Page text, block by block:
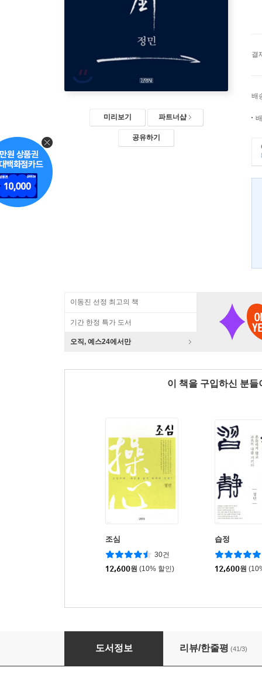
미리보기 파트너샵
공유하기
결
배
이동진 선정 최고의 책
기간 한정 특가 도서
오직, 예스24에서만
이 책을 구입하신 분
조심
30건
12,600원 (10% 할인)
습정
12,600원
도서정보 리뷰/한줄평 (41/3)